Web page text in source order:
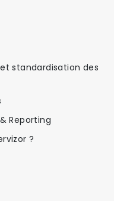
standardisation des
Reporting
?​